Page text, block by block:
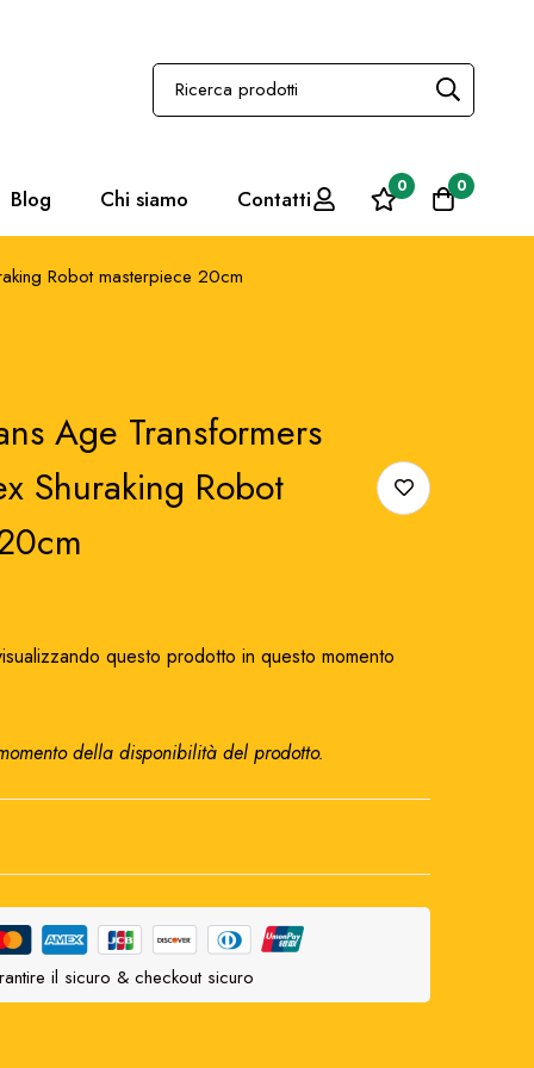
Blog Chi siamo Contatti 0 0
Robot masterpiece 20cm
Age Transformers
Shuraking Robot
questo prodotto in questo momento
della disponibilità del prodotto.
il sicuro & checkout sicuro